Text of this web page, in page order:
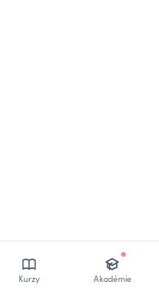
Kurzy Akadémie